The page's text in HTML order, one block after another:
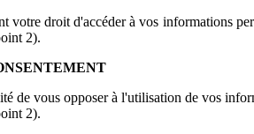
votre droit d'accéder à vos informations
2).
de vous opposer à l'utilisation de vos
2).